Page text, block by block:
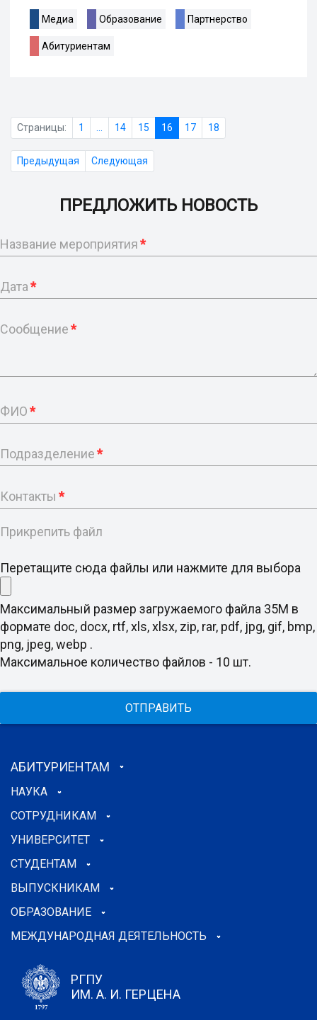
Медиа Образование Партнерство
Абитуриентам
Страницы: 1 14 15 16 17 18
Предыдущая Следующая
ПРЕДЛОЖИТЬ НОВОСТЬ
Название мероприятия*
Дата*
Сообщение*
ФИО*
Подразделение*
Контакты *
Прикрепить файл
Перетащите сюда файлы или нажмите для выбора
Максимальный размер загружаемого файла 35M в
формате doc, docx, rtf, xls, xlsx, zip, rar, pdf, jpg, gif, bmp,
png, jpeg, webp .
Максимальное количество файлов - 10 шт.
ОТПРАВИТЬ
АБИТУРИЕНТАМ
НАУКА
СОТРУДНИКАМ
УНИВЕРСИТЕТ
СТУДЕНТАМ
ВЫПУСКНИКАМ
ОБРАЗОВАНИЕ
МЕЖДУНАРОДНАЯ ДЕЯТЕЛЬНОСТЬ
РГПУ
ИМ. А. И. ГЕРЦЕНА